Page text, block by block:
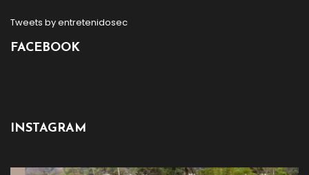
Tweets by entretenidosec
FACEBOOK
INSTAGRAM